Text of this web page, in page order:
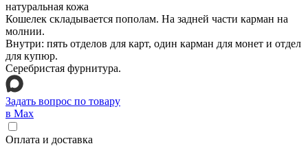
натуральная кожа
Кошелек складывается пополам. На задней части карман на
молнии.
Внутри: пять отделов для карт, один карман для монет и отдел
для купюр.
Серебристая фурнитура.
Задать вопрос по товару
в Max
Оплата и доставка